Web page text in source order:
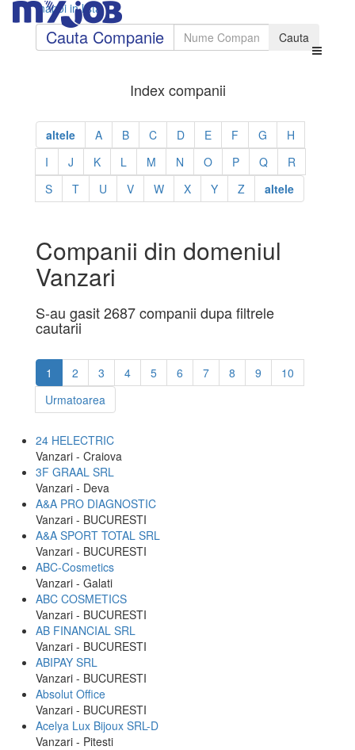
Inapoi in lista
Cauta Companie
Index companii
altele A B C D E F G
H
I
J K L M N O P Q
R
S
T U V W X Y Z altele
Companii din domeniul
Vanzari
S-au gasit 2687 companii dupa filtrele
cautarii
1 2 3 4 5 6 7 8 9
10
Urmatoarea
24 HELECTRIC
Vanzari - Craiova
3F GRAAL SRL
Vanzari - Deva
A&A PRO DIAGNOSTIC
Vanzari - BUCURESTI
A&A SPORT TOTAL SRL
Vanzari - BUCURESTI
ABC-Cosmetics
Vanzari - Galati
ABC COSMETICS
Vanzari - BUCURESTI
AB FINANCIAL SRL
Vanzari - BUCURESTI
ABIPAY SRL
Vanzari - BUCURESTI
Absolut Office
Vanzari - BUCURESTI
Acelya Lux Bijoux SRL-D
Vanzari - Pitesti